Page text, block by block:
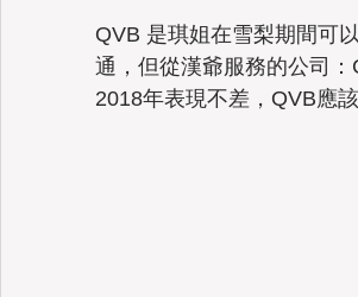
QVB 是琪姐在雪梨期間可
通，但從漢爺服務的公司
2018年表現不差，QVB應